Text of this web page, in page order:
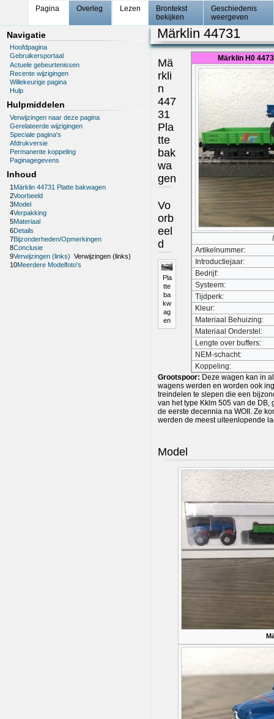
Pagina
Overleg Lezen
Brontekst
bekijken
Geschiedenis
weergeven
Navigatie
Hoofdpagina
Gebruikersportaal
Actuele gebeurtenissen
Recente wijzigingen
Willekeurige pagina
Hulp
Hulpmiddelen
Verwijzingen naar deze pagina
Gerelateerde wijzigingen
Speciale pagina's
Afdrukversie
Permanente koppeling
Paginagegevens
Inhoud
1 Märklin 44731 Platte bakwagen
2Voorbeeld
3Model
4Verpakking
5Materiaal
6Details
7Bijzonderheden/Opmerkingen
8Conclusie
9Verwijzingen (links) Verwijzingen (links)
10Meerdere Modelfoto's
Märklin 44731
Märklin H0
Artikelnummer:
Introductiejaar:
Bedrijf:
Systeem:
Tijdperk:
Kleur:
Materiaal Behuizing:
Materiaal Onderstel:
Lengte over buffers:
NEM-schacht:
Koppeling:
Mä
rkli
n
447
31
Pla
tte
bak
wa
gen
Vo
orb
eel
d
Pla
tte
ba
kw
ag
en
Grootspoor: Deze wagen kan in
wagens werden en worden ook
treindelen te slepen die een
van het type Kklm 505 van de
de eerste decennia na WOII. Ze
werden de meest uiteenlopende
Model